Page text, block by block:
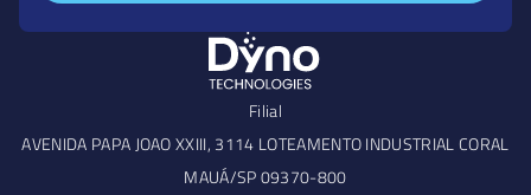
Filial
AVENIDA PAPA JOAO XXIII, 3114 LOTEAMENTO INDUSTRIAL CORAL
MAUÁ/SP 09370-800